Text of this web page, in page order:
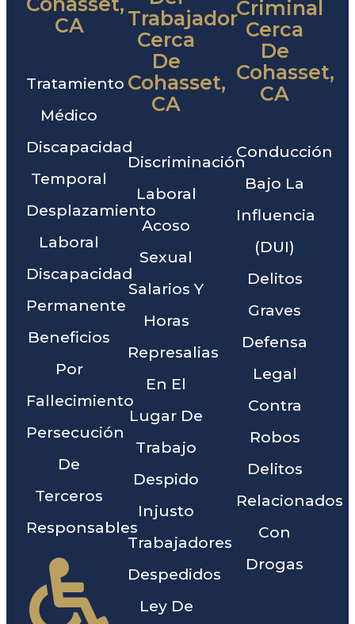
CA
Tratamiento
Médico
Discapacidad
Temporal
Desplazamiento
Laboral
Discapacidad
Permanente
Beneficios
Por
Fallecimiento
Persecución
De
Terceros
Responsables
Trabajador
Cerca
De
Cohasset,
CA
Discriminación
Laboral
Acoso
Sexual
Salarios Y
Horas
Represalias
En El
Lugar De
Trabajo
Despido
Injusto
Trabajadores
Despedidos
Ley De
Criminal
Cerca
De
Cohasset,
CA
Conducción
Bajo La
Influencia
(DUI)
Delitos
Graves
Defensa
Legal
Contra
Robos
Delitos
Relacionados
Con
Drogas